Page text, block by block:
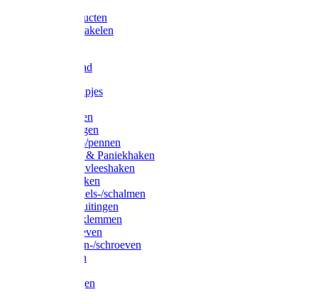
Afdekproducten
Heffen en takelen
Waslijndraad
Simplexknipjes
Sleutelringen
Gelaste ringen
Borgveren-/pennen
Musketons & Paniekhaken
S-haken & vleeshaken
Karabijnhaken
Noodschakels-/schalmen
Harp-/D-sluitingen
Staaldraadklemmen
Spanschroeven
Ringmoeren-/schroeven
Puntkousen
Aanlegringen